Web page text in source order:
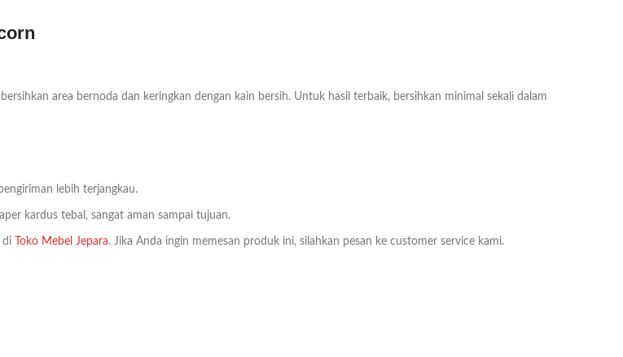
area bernoda dan keringkan dengan kain bersih. Untuk hasil terbaik, bersihkan minimal sekali dalam
lebih terjangkau.
kardus tebal, sangat aman sampai tujuan.
di Toko Mebel Jepara. Jika Anda ingin memesan produk ini, silahkan pesan ke customer service kami.